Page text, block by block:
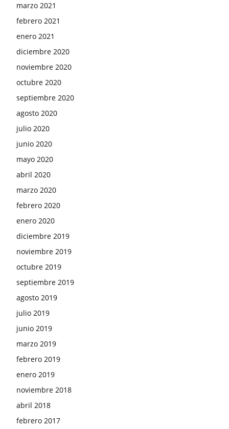
marzo 2021
febrero 2021
enero 2021
diciembre 2020
noviembre 2020
octubre 2020
septiembre 2020
agosto 2020
julio 2020
junio 2020
mayo 2020
abril 2020
marzo 2020
febrero 2020
enero 2020
diciembre 2019
noviembre 2019
octubre 2019
septiembre 2019
agosto 2019
julio 2019
junio 2019
marzo 2019
febrero 2019
enero 2019
noviembre 2018
abril 2018
febrero 2017